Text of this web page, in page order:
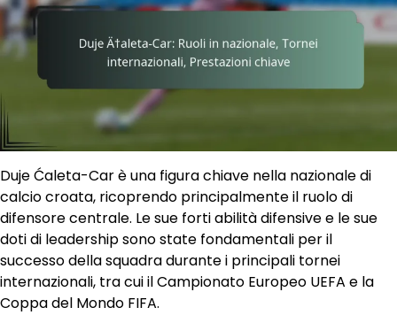
Duje Ćaleta-Car è una figura chiave nella nazionale di
calcio croata, ricoprendo principalmente il ruolo di
difensore centrale. Le sue forti abilità difensive e le sue
doti di leadership sono state fondamentali per il
successo della squadra durante i principali tornei
internazionali, tra cui il Campionato Europeo UEFA e la
Coppa del Mondo FIFA.